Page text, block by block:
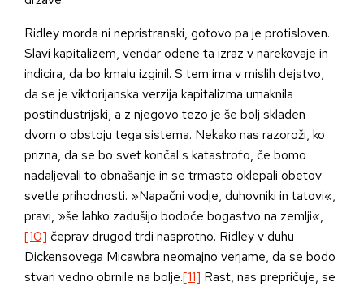
Ridley morda ni nepristranski, gotovo pa je protisloven.
Slavi kapitalizem, vendar odene ta izraz v narekovaje in
indicira, da bo kmalu izginil. S tem ima v mislih dejstvo,
da se je viktorijanska verzija kapitalizma umaknila
postindustrijski, a z njegovo tezo je še bolj skladen
dvom o obstoju tega sistema. Nekako nas razoroži, ko
prizna, da se bo svet končal s katastrofo, če bomo
nadaljevali to obnašanje in se trmasto oklepali obetov
svetle prihodnosti. »Napačni vodje, duhovniki in tatovi«,
pravi, »še lahko zadušijo bodoče bogastvo na zemlji«,
[10] čeprav drugod trdi nasprotno. Ridley v duhu
Dickensovega Micawbra neomajno verjame, da se bodo
stvari vedno obrnile na bolje.[11] Rast, nas prepričuje, se